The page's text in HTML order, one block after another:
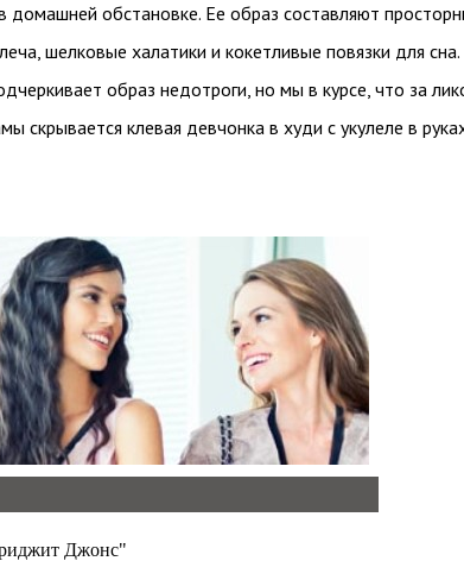
домашней обстановке. Ее образ составляют
шелковые халатики и кокетливые повязки для
образ недотроги, но мы в курсе, что за
скрывается клевая девчонка в худи с укулеле в
Джонс"